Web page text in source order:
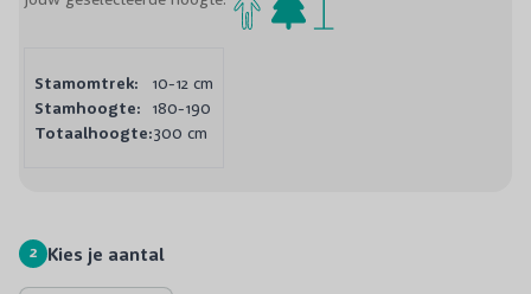
Stamomtrek:
10-12 cm
Stamhoogte:
180-190
Totaalhoogte:300 cm
2 Kies je aantal